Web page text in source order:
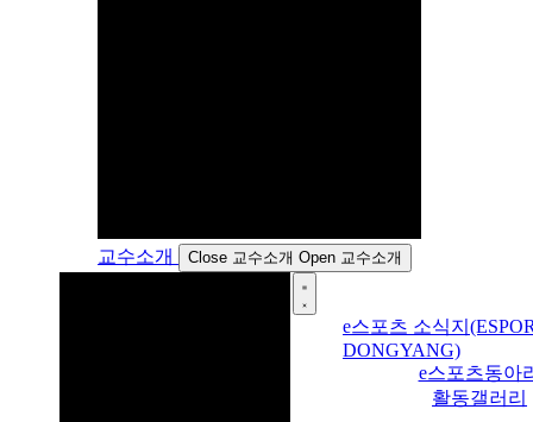
교수소개 Close 교수소개 Open 교수소개
e스포츠 소식지
DONGYANG)
e스포츠동아
활동갤러리